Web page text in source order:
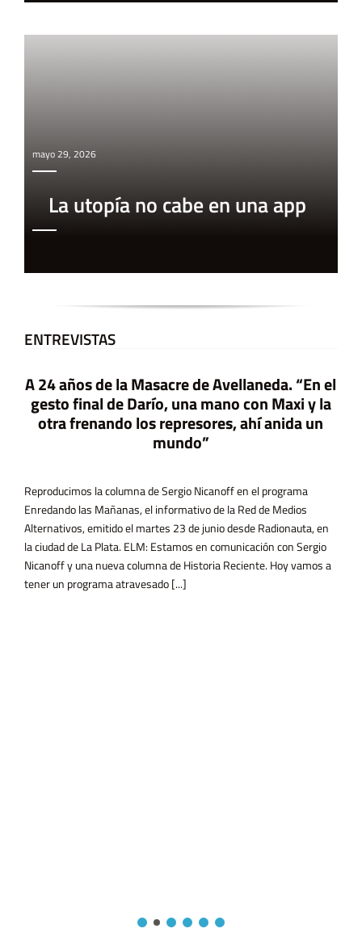
mayo 29, 2026
La utopía no cabe en una app
ENTREVISTAS
A 24 años de la Masacre de Avellaneda. “En el
gesto final de Darío, una mano con Maxi y la
otra frenando los represores, ahí anida un
mundo”
Reproducimos la columna de Sergio Nicanoff en el programa
Enredando las Mañanas, el informativo de la Red de Medios
Alternativos, emitido el martes 23 de junio desde Radionauta, en
la ciudad de La Plata. ELM: Estamos en comunicación con Sergio
Nicanoff y una nueva columna de Historia Reciente. Hoy vamos a
tener un programa atravesado [...]